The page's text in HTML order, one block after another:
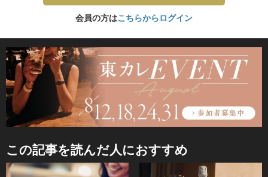
会員の方はこちらからログイン
この記事を読んだ人におすすめ